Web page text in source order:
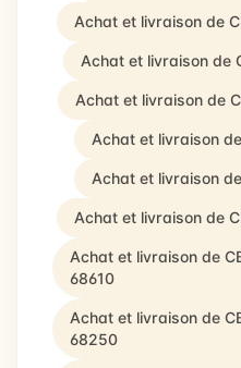
Achat et livraison de
Achat et livraison de
Achat et livraison de
Achat et livraison
Achat et livraison
Achat et livraison de
Achat et livraison de
68610
Achat et livraison de
68250